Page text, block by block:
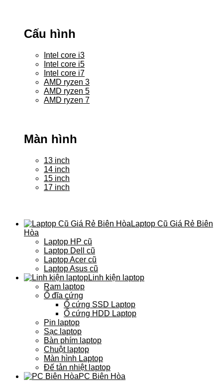
Cấu hình
Intel core i3
Intel core i5
Intel core i7
AMD ryzen 3
AMD ryzen 5
AMD ryzen 7
Màn hình
13 inch
14 inch
15 inch
17 inch
Laptop Cũ Giá Rẻ Biên
Hòa
Laptop HP cũ
Laptop Dell cũ
Laptop Acer cũ
Laptop Asus cũ
Linh kiện laptop
Ram laptop
Ổ đĩa cứng
Ổ cứng SSD Laptop
Ổ cứng HDD Laptop
Pin laptop
Sạc laptop
Bàn phím laptop
Chuột laptop
Màn hình Laptop
Đế tản nhiệt laptop
PC Biên Hòa